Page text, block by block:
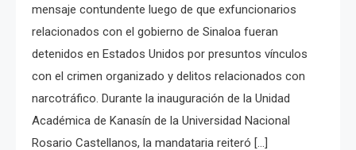
mensaje contundente luego de que exfuncionarios
relacionados con el gobierno de Sinaloa fueran
detenidos en Estados Unidos por presuntos vínculos
con el crimen organizado y delitos relacionados con
narcotráfico. Durante la inauguración de la Unidad
Académica de Kanasín de la Universidad Nacional
Rosario Castellanos, la mandataria reiteró […]